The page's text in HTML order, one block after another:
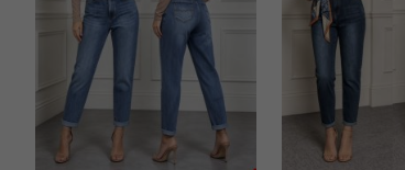
Materiały reklamowo - promocyjne wysyłamy
szczególności newslettera wysyłanego
zawierającego akceptację na otrzymywanie
naszym Sklepie. Materiały te dotyczą wyłącznie
Wszelkie pytania, wnioski i sugestie
osobowych prosimy zgłaszać na email